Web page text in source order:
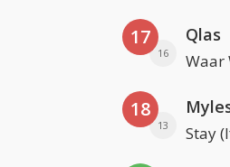
17
16
Qlas
Waar
18
13 Stay